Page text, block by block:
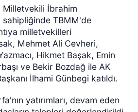
Milletvekili İbrahim
sahipliğinde TBMM'de
milletvekilleri
Mehmet Ali Cevheri,
Hikmet Başak, Emin
ve Bekir Bozdağ ile AK
İlhami Günbegi katıldı.
yatırımları, devam eden